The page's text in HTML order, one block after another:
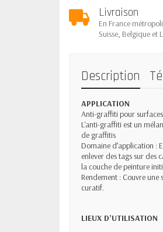
Livraison
En France
Suisse, Belgique et
Description
APPLICATION
Anti-graffiti pour
L'anti-graffiti est un
de graffitis
Domaine d’application :
enlever des tags sur des
la couche de peinture
Rendement : Couvre
curatif.
LIEUX D’UTILISATION